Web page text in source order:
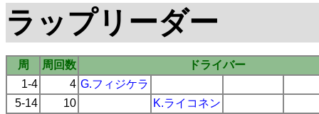
ラップリーダー
周 周回数
ドライバー
1-4
4 G.フィジケラ
5-14
10 K.ライコネン